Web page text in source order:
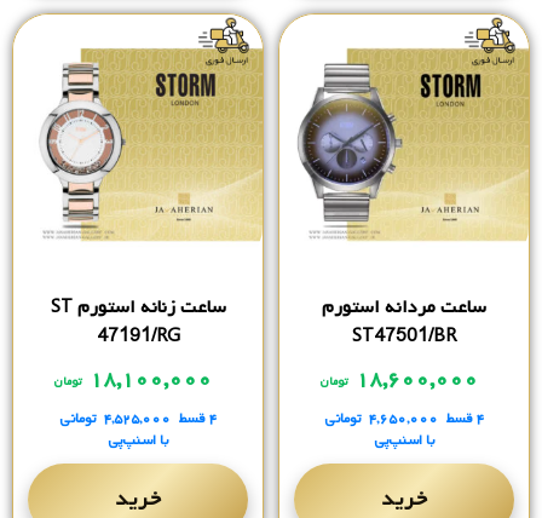
ساعت مردانه استورم
ST47501/BR
۱۸,۶۰۰,۰۰۰ تومان
۴ قسط ۴,۶۵۰,۰۰۰ تومانی
با اسنپ‌پی
خرید
ساعت زنانه استورم ST
47191/RG
۱۸,۱۰۰,۰۰۰ تومان
۴ قسط ۴,۵۲۵,۰۰۰ تومانی
با اسنپ‌پی
خرید